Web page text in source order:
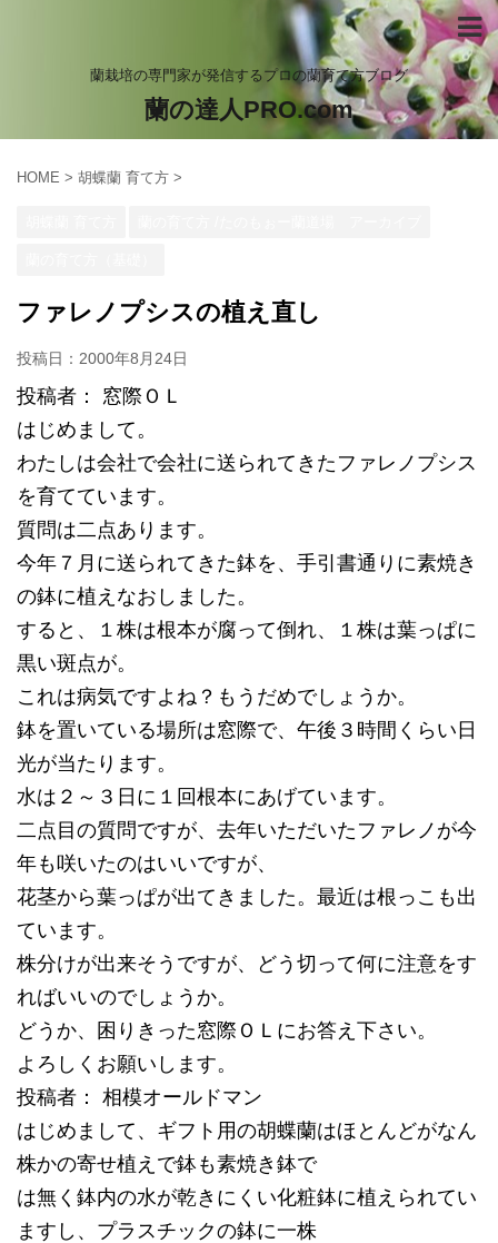
蘭栽培の専門家が発信するプロの蘭育て方ブログ
蘭の達人PRO.com
HOME > 胡蝶蘭 育て方 >
ファレノプシスの植え直し
投稿日： 2000年8月24日
投稿者： 窓際ＯＬ
はじめまして。
わたしは会社で会社に送られてきたファレノプシス
を育てています。
質問は二点あります。
今年７月に送られてきた鉢を、手引書通りに素焼き
の鉢に植えなおしました。
すると、１株は根本が腐って倒れ、１株は葉っぱに
黒い斑点が。
これは病気ですよね？もうだめでしょうか。
鉢を置いている場所は窓際で、午後３時間くらい日
光が当たります。
水は２～３日に１回根本にあげています。
二点目の質問ですが、去年いただいたファレノが今
年も咲いたのはいいですが、
花茎から葉っぱが出てきました。最近は根っこも出
ています。
株分けが出来そうですが、どう切って何に注意をす
ればいいのでしょうか。
どうか、困りきった窓際ＯＬにお答え下さい。
よろしくお願いします。
投稿者： 相模オールドマン
はじめまして、ギフト用の胡蝶蘭はほとんどがなん
株かの寄せ植えで鉢も素焼き鉢で
は無く鉢内の水が乾きにくい化粧鉢に植えられてい
ますし、プラスチックの鉢に一株